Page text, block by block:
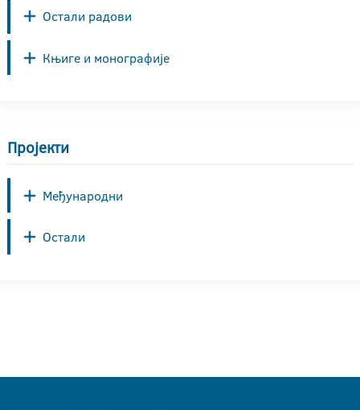
Остали радови
Књиге и монографије
Пројекти
Међународни
Остали